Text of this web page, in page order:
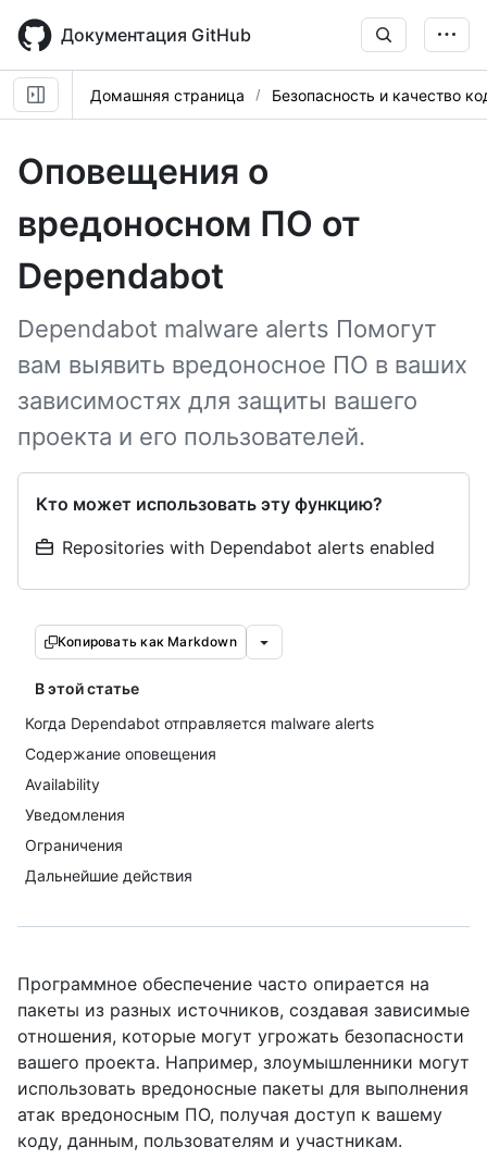
main
content
Документация GitHub
Домашняя страница Безопасность и качество
Оповещения о
вредоносном ПО от
Dependabot
Dependabot malware alerts Помогут
вам выявить вредоносное ПО в ваших
зависимостях для защиты вашего
проекта и его пользователей.
Кто может использовать эту функцию?
Repositories with Dependabot alerts enabled
Копировать как Markdown
В этой статье
Когда Dependabot отправляется malware alerts
Содержание оповещения
Availability
Уведомления
Ограничения
Дальнейшие действия
Программное обеспечение часто опирается на
пакеты из разных источников, создавая зависимые
отношения, которые могут угрожать безопасности
вашего проекта. Например, злоумышленники могут
использовать вредоносные пакеты для выполнения
атак вредоносным ПО, получая доступ к вашему
коду, данным, пользователям и участникам.